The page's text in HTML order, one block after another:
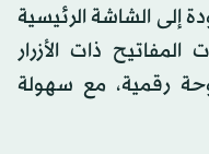
إلى الشاشة الرئيسية
ذات الأزرار
رقمية، مع سهولة